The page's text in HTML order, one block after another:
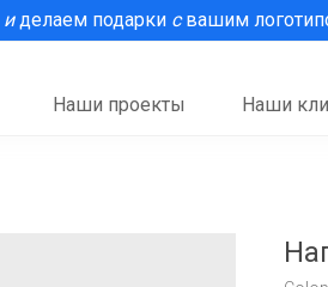
Наши
Наши проекты
иделаем подарки свашим